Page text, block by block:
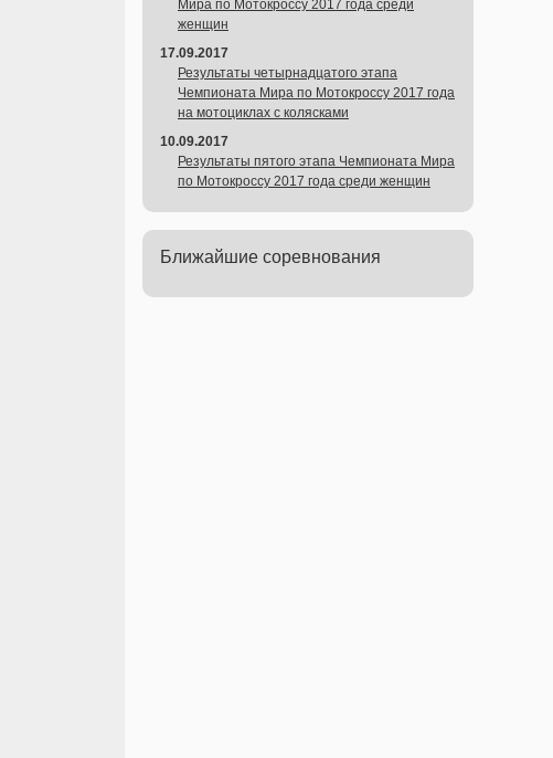
Мира по Мотокроссу 2017 года среди
женщин
17.09.2017
Результаты четырнадцатого этапа
Чемпионата Мира по Мотокроссу 2017 года
на мотоциклах с колясками
10.09.2017
Результаты пятого этапа Чемпионата Мира
по Мотокроссу 2017 года среди женщин
Ближайшие соревнования